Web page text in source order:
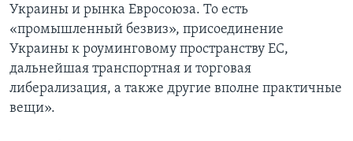
Украины и рынка Евросоюза. То есть
«промышленный безвиз», присоединение
Украины к роуминговому пространству ЕС,
дальнейшая транспортная и торговая
либерализация, а также другие вполне практичные
вещи».